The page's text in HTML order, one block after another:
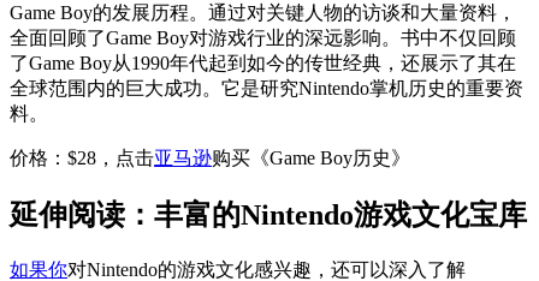
Game Boy的发展历程。通过对关键人物的访谈和大量资料，
全面回顾了Game Boy对游戏行业的深远影响。书中不仅回顾
了Game Boy从1990年代起到如今的传世经典，还展示了其在
全球范围内的巨大成功。它是研究Nintendo掌机历史的重要资
料。
价格：$28，点击亚马逊购买《Game Boy历史》
延伸阅读：丰富的Nintendo游戏文化宝库
如果你对Nintendo的游戏文化感兴趣，还可以深入了解